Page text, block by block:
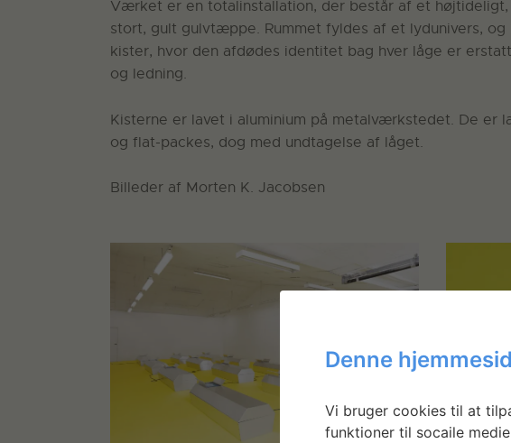
Værket er en totalinstallation, der består af et
stort, gult gulvtæppe. Rummet fyldes af et lydunivers, og
kister, hvor den afdødes identitet bag hver låge er
og ledning.
Kisterne er lavet i aluminium på metalværkstedet. De er
og flat-packes, dog med undtagelse af låget.
Billeder af Morten K. Jacobsen
Denne
Vi bruger cookies til at
funktioner til socaile